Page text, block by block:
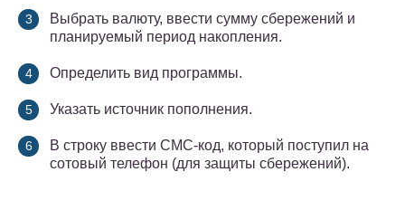
Выбрать валюту, ввести сумму сбережений и
планируемый период накопления.
Определить вид программы.
Указать источник пополнения.
В строку ввести СМС-код, который поступил на
сотовый телефон (для защиты сбережений).